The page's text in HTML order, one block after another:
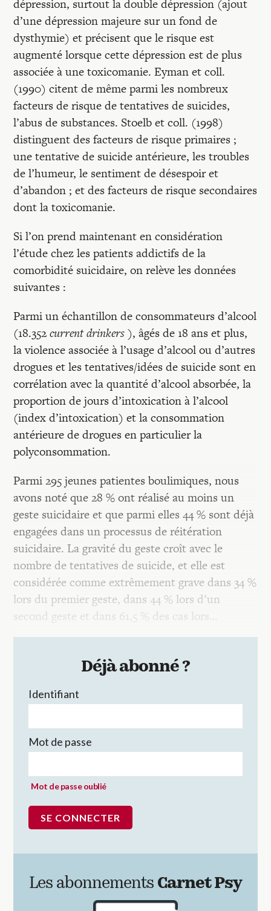
Mon compte
dépression, surtout la double dépression (ajout
d’une dépression majeure sur un fond de
dysthymie) et précisent que le risque est
augmenté lorsque cette dépression est de plus
associée à une toxicomanie. Eyman et coll.
(1990) citent de même parmi les nombreux
facteurs de risque de tentatives de suicides,
l’abus de substances. Stoelb et coll. (1998)
distinguent des facteurs de risque primaires ;
une tentative de suicide antérieure, les troubles
de l’humeur, le sentiment de désespoir et
d’abandon ; et des facteurs de risque secondaires
dont la toxicomanie.
Si l’on prend maintenant en considération
l’étude chez les patients addictifs de la
comorbidité suicidaire, on relève les données
suivantes :
Parmi un échantillon de consommateurs d’alcool
(18.352current drinkers), âgés de 18 ans et plus,
la violence associée à l’usage d’alcool ou d’autres
drogues et les tentatives/idées de suicide sont en
corrélation avec la quantité d’alcool absorbée, la
proportion de jours d’intoxication à l’alcool
(index d’intoxication) et la consommation
antérieure de drogues en particulier la
polyconsommation.
Parmi 295 jeunes patientes boulimiques, nous
avons noté que 28 % ont réalisé au moins un
geste suicidaire et que parmi elles 44 % sont déjà
engagées dans un processus de réitération
suicidaire. La gravité du geste croît avec le
nombre de tentatives de suicide, et elle est
considérée comme extrêmement grave dans 34 %
lors du premier geste, dans 44 % lors d’un
second geste et dans 61,5 % des cas lors…
Déjà abonné ?
Identifiant
Mot de passe
Mot de passe oublié
Les abonnements Carnet Psy